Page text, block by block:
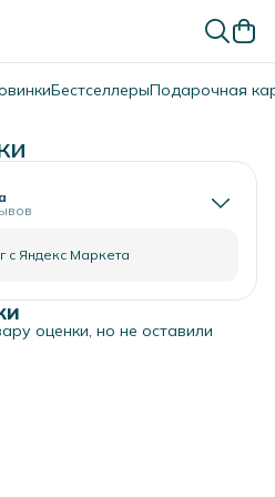
БестселлерыПодарочная
с Яндекс Маркета
2
оценки, но не оставили